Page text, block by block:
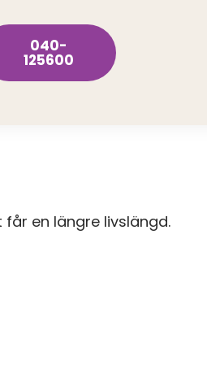
040-
125600
får en längre livslängd.